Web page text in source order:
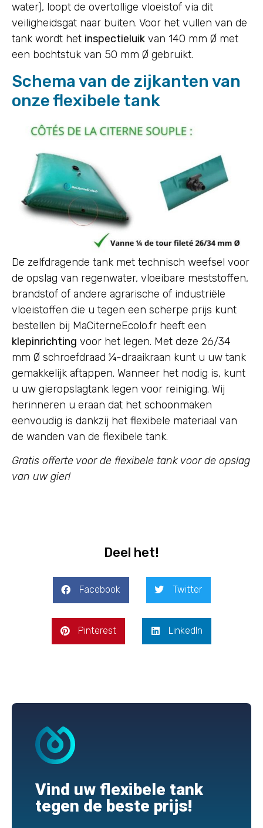
water), loopt de overtollige vloeistof via dit
veiligheidsgat naar buiten. Voor het vullen van de
tank wordt het inspectieluik van 140 mm Ø met
een bochtstuk van 50 mm Ø gebruikt.
Schema van de zijkanten van
onze flexibele tank
De zelfdragende tank met technisch weefsel voor
de opslag van regenwater, vloeibare meststoffen,
brandstof of andere agrarische of industriële
vloeistoffen die u tegen een scherpe prijs kunt
bestellen bij MaCiterneEcolo.fr heeft een
klepinrichting voor het legen. Met deze 26/34
mm Ø schroefdraad ¼-draaikraan kunt u uw tank
gemakkelijk aftappen. Wanneer het nodig is, kunt
u uw gieropslagtank legen voor reiniging. Wij
herinneren u eraan dat het schoonmaken
eenvoudig is dankzij het flexibele materiaal van
de wanden van de flexibele tank.
Gratis offerte voor de flexibele tank voor de opslag
van uw gier!
Deel het!
Facebook Twitter
Pinterest LinkedIn
Vind uw flexibele tank
tegen de beste prijs!